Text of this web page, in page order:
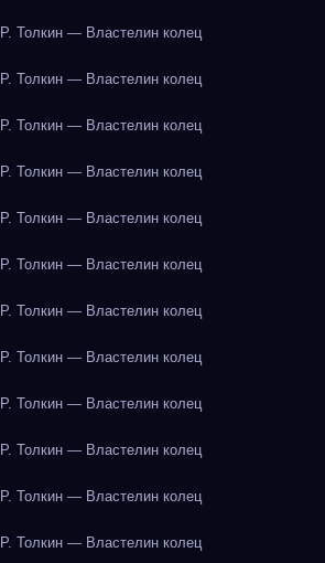
Толкин — Властелин колец
Толкин — Властелин колец
Толкин — Властелин колец
Толкин — Властелин колец
Толкин — Властелин колец
Толкин — Властелин колец
Толкин — Властелин колец
Толкин — Властелин колец
Толкин — Властелин колец
Толкин — Властелин колец
Толкин — Властелин колец
Толкин — Властелин колец